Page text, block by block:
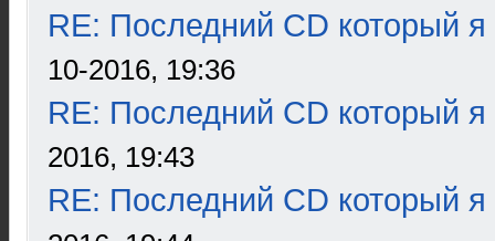
RE: Последний CD который я
10-2016, 19:36
RE: Последний CD который я
2016, 19:43
RE: Последний CD который я